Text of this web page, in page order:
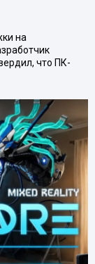
на
что ПК-